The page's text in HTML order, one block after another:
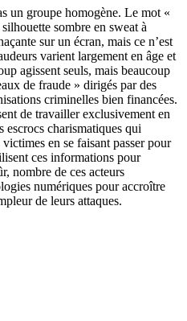
un groupe homogène. Le mot «
sombre en sweat à
sur un écran, mais ce n’est
varient largement en âge et
agissent seuls, mais beaucoup
de fraude » dirigés par des
criminelles bien financées.
de travailler exclusivement en
escrocs charismatiques qui
en se faisant passer pour
ces informations pour
nombre de ces acteurs
numériques pour accroître
de leurs attaques.